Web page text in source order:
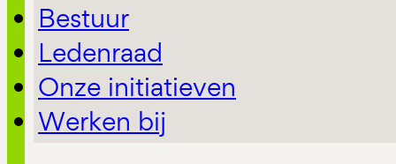
Bestuur
Ledenraad
Onze initiatieven
Werken bij